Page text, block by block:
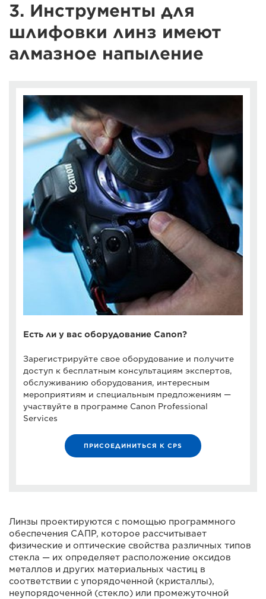
3. Инструменты для
шлифовки линз имеют
алмазное напыление
Есть ли у вас оборудование Canon?
Зарегистрируйте свое оборудование и получите
доступ к бесплатным консультациям экспертов,
обслуживанию оборудования, интересным
мероприятиям и специальным предложениям —
участвуйте в программе Canon Professional
Services
ПРИСОЕДИНИТЬСЯ К CPS
Линзы проектируются с помощью программного
обеспечения САПР, которое рассчитывает
физические и оптические свойства различных типов
стекла — их определяет расположение оксидов
металлов и других материальных частиц в
соответствии с упорядоченной (кристаллы),
неупорядоченной (стекло) или промежуточной